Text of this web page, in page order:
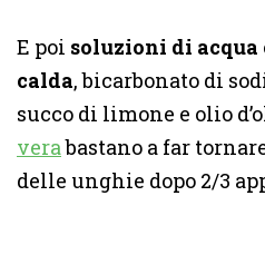
E poi soluzioni di acqua
calda, bicarbonato di
succo di limone e olio
verabastano a far
delle unghie dopo 2/3